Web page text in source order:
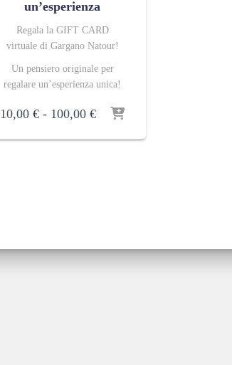
un’esperienza
Regala la GIFT CARD
virtuale di Gargano Natour!
Un pensiero originale per
regalare un’esperienza unica!
10,00 € - 100,00 €Fascia
prezzo: